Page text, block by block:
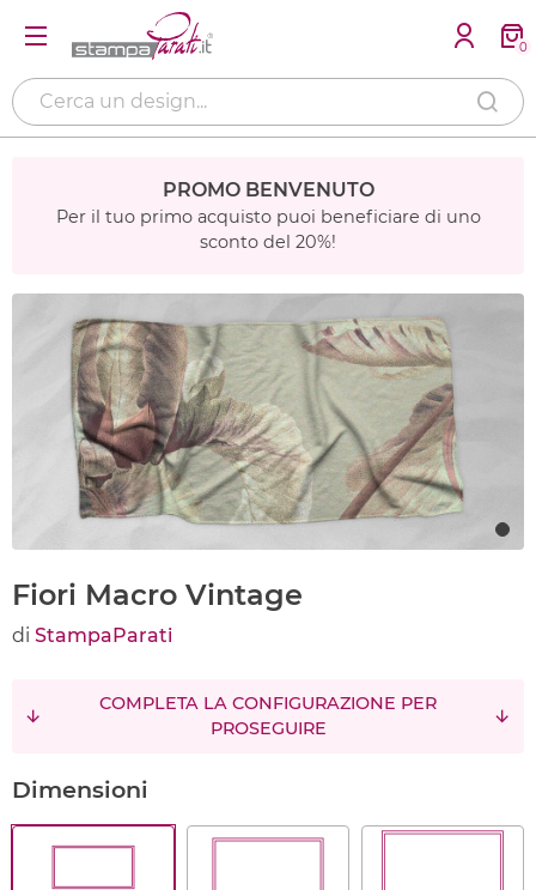
0
PROMO BENVENUTO
Per il tuo primo acquisto puoi beneficiare di uno
sconto del 20%!
Fiori Macro Vintage
di StampaParati
COMPLETA LA CONFIGURAZIONE PER
PROSEGUIRE
Dimensioni